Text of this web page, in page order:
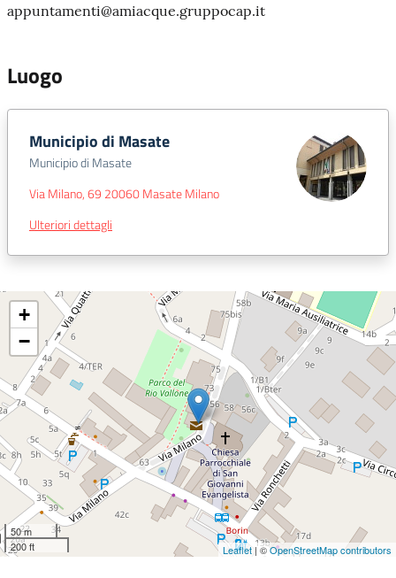
appuntamenti@amiacque.gruppocap.it
Luogo
Municipio di Masate
Municipio di Masate
Via Milano, 69 20060 Masate Milano
Ulteriori dettagli
+
−
50 m
200 ft
Leaflet | ©OpenStreetMap contributors